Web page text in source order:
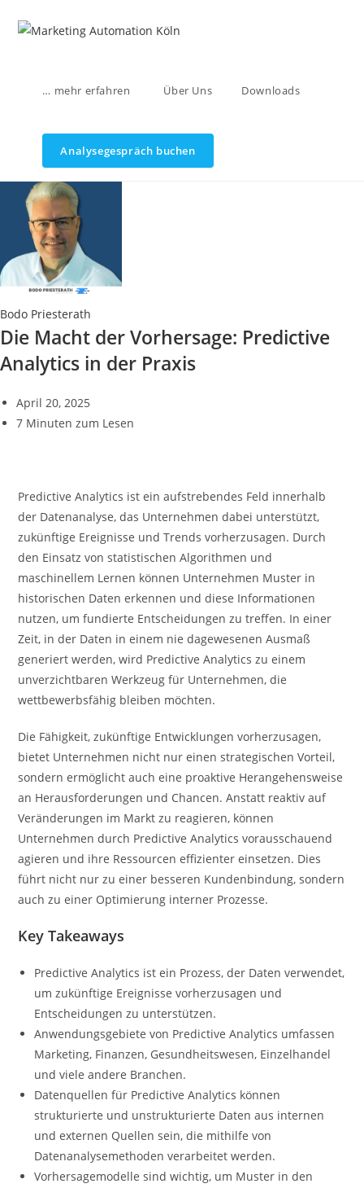
Inhalt
… mehr erfahren Über Uns Downloads
Analysegespräch buchen
Bodo Priesterath
Die Macht der Vorhersage: Predictive
Analytics in der Praxis
April 20, 2025
7 Minuten zum Lesen
Predictive Analytics ist ein aufstrebendes Feld innerhalb
der Datenanalyse, das Unternehmen dabei unterstützt,
zukünftige Ereignisse und Trends vorherzusagen. Durch
den Einsatz von statistischen Algorithmen und
maschinellem Lernen können Unternehmen Muster in
historischen Daten erkennen und diese Informationen
nutzen, um fundierte Entscheidungen zu treffen. In einer
Zeit, in der Daten in einem nie dagewesenen Ausmaß
generiert werden, wird Predictive Analytics zu einem
unverzichtbaren Werkzeug für Unternehmen, die
wettbewerbsfähig bleiben möchten.
Die Fähigkeit, zukünftige Entwicklungen vorherzusagen,
bietet Unternehmen nicht nur einen strategischen Vorteil,
sondern ermöglicht auch eine proaktive Herangehensweise
an Herausforderungen und Chancen. Anstatt reaktiv auf
Veränderungen im Markt zu reagieren, können
Unternehmen durch Predictive Analytics vorausschauend
agieren und ihre Ressourcen effizienter einsetzen. Dies
führt nicht nur zu einer besseren Kundenbindung, sondern
auch zu einer Optimierung interner Prozesse.
Key Takeaways
Predictive Analytics ist ein Prozess, der Daten verwendet,
um zukünftige Ereignisse vorherzusagen und
Entscheidungen zu unterstützen.
Anwendungsgebiete von Predictive Analytics umfassen
Marketing, Finanzen, Gesundheitswesen, Einzelhandel
und viele andere Branchen.
Datenquellen für Predictive Analytics können
strukturierte und unstrukturierte Daten aus internen
und externen Quellen sein, die mithilfe von
Datenanalysemethoden verarbeitet werden.
Vorhersagemodelle sind wichtig, um Muster in den